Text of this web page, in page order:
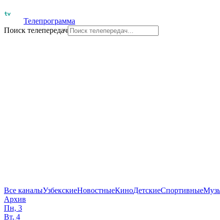
Телепрограмма
Поиск телепередач
Все каналыУзбекскиеНовостныеКиноДетскиеСпортивные
Архив
Пн, 3
Вт, 4